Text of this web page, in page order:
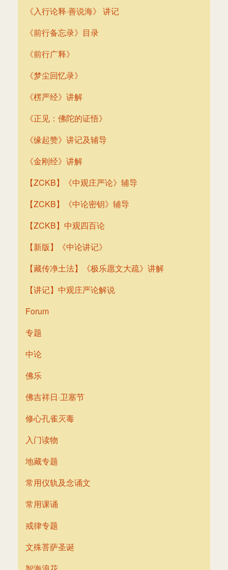
《入行论释·善说海》 讲记
《前行备忘录》目录
《前行广释》
《梦尘回忆录》
《楞严经》讲解
《正见：佛陀的证悟》
《缘起赞》讲记及辅导
《金刚经》讲解
【ZCKB】《中观庄严论》辅导
【ZCKB】《中论密钥》辅导
【ZCKB】中观四百论
【新版】《中论讲记》
【藏传净土法】《极乐愿文大疏》讲解
【讲记】中观庄严论解说
Forum
专题
中论
佛乐
佛吉祥日·卫塞节
修心孔雀灭毒
入门读物
地藏专题
常用仪轨及念诵文
常用课诵
戒律专题
文殊菩萨圣诞